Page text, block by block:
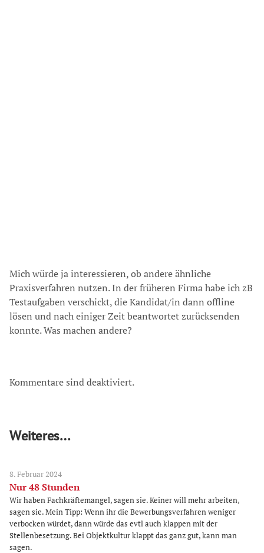
Mich würde ja interessieren, ob andere ähnliche
Praxisverfahren nutzen. In der früheren Firma habe ich zB
Testaufgaben verschickt, die Kandidat/in dann offline
lösen und nach einiger Zeit beantwortet zurücksenden
konnte. Was machen andere?
Kommentare sind deaktiviert.
Weiteres…
8. Februar 2024
Nur 48 Stunden
Wir haben Fachkräftemangel, sagen sie. Keiner will mehr arbeiten,
sagen sie. Mein Tipp: Wenn ihr die Bewerbungsverfahren weniger
verbocken würdet, dann würde das evtl auch klappen mit der
Stellenbesetzung. Bei Objektkultur klappt das ganz gut, kann man
sagen.